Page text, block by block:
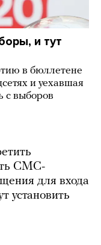
и тут
в бюллетене
и уехавшая
с выборов
СМС-
для входа
установить